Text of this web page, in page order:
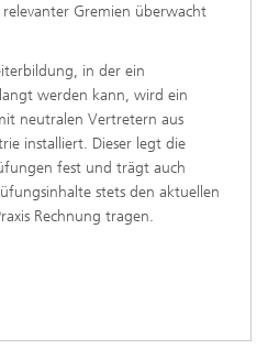
Gremien überwacht
in der ein
werden kann, wird ein
neutralen Vertretern aus
installiert. Dieser legt die
fest und trägt auch
stets den aktuellen
Rechnung tragen.